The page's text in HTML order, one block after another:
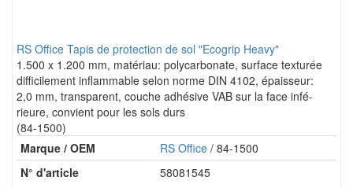
RS Office Tapis de protection de sol "Ecogrip Heavy"
1.500 x 1.200 mm, matériau: polycarbonate, surface texturée
difficilement inflammable selon norme DIN 4102, épaisseur:
2,0 mm, transparent, couche adhésive VAB sur la face infé-
rieure, convient pour les sols durs
(84-1500)
Marque / OEM
RS Office / 84-1500
N° d'article
58081545